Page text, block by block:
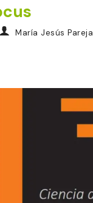
María Jesús Pareja